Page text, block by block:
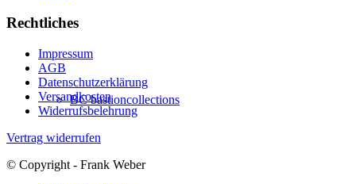
BC bastioncollections
Rechtliches
Impressum
AGB
Datenschutzerklärung
Versandkosten
Widerrufsbelehrung
Vertrag widerrufen
© Copyright - Frank Weber